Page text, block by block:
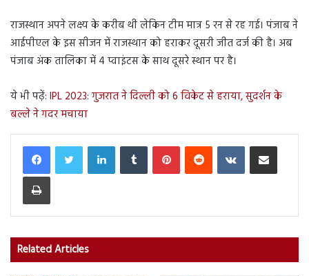
राजस्थान अपने लक्ष्य के करीब थी लेकिन टीम मात्र 5 रन से रह गई। पंजाब ने
आईपीएल के इस सीजन में राजस्थान को हराकर दूसरी जीत दर्ज की है। अब
पंजाब अंक तालिका में 4 प्वाइंटस के साथ दूसरे स्थान पर है।
ये भी पढ़ें: IPL 2023: गुजरात ने दिल्ली को 6 विकेट से हराया, सुदर्शन के
बल्ले ने गदर मचाया
LinkedInTumblr PinterestReddit VKontakteShare via Email
Print
Related Articles